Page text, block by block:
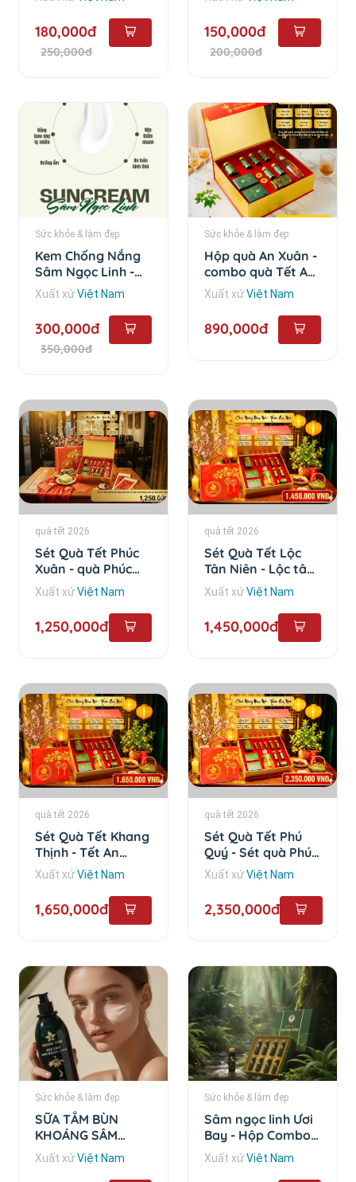
180,000đ
250,000đ
150,000đ
200,000đ
Sức khỏe & làm đẹp
Kem Chống Nắng
Sâm Ngọc Linh -
50g
Xuất xứViệt Nam
300,000đ
350,000đ
Sức khỏe & làm đẹp
Hộp quà An Xuân -
combo quà Tết An
Xuân
Xuất xứViệt Nam
890,000đ
quà tết 2026
Sét Quà Tết Phúc
Xuân - quà Phúc
Xuân
Xuất xứViệt Nam
1,250,000đ
quà tết 2026
Sét Quà Tết Lộc
Tân Niên - Lộc tân
Niên
Xuất xứViệt Nam
1,450,000đ
quà tết 2026
Sét Quà Tết Khang
Thịnh - Tết An
Khang
Xuất xứViệt Nam
1,650,000đ
quà tết 2026
Sét Quà Tết Phú
Quý - Sét quà Phú
Quý
Xuất xứViệt Nam
2,350,000đ
Sức khỏe & làm đẹp
SỮA TẮM BÙN
KHOÁNG SÂM
NGỌC LINH -
500ml
Xuất xứViệt Nam
Sức khỏe & làm đẹp
Sâm ngọc linh Ươi
Bay - Hộp Combo
10 chai
Xuất xứViệt Nam